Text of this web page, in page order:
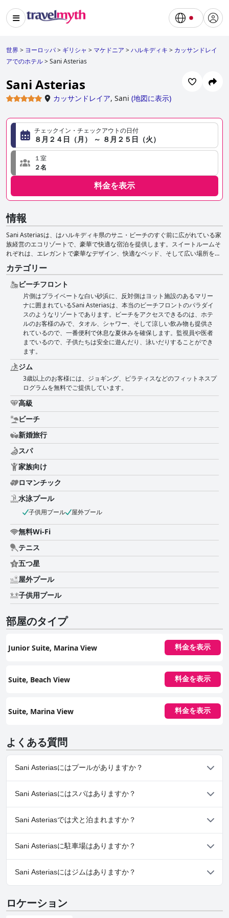
世界> ヨーロッパ> ギリシャ > マケドニア >ハルキディキ > カッサンドレイ
アでのホテル>Sani Asterias
Sani Asterias
カッサンドレイア, Sani (地図に表示)
チェックイン・チェックアウトの日付
８月２４日（月） ～ ８月２５日（火）
１室
２名
料金を表示
情報
Sani Asteriasは、はハルキディキ県のサニ・ビーチのすぐ前に広がれている家
族経営のエコリゾートで、豪華で快適な宿泊を提供します。スイートルームそ
れぞれは、エレガントで豪華なデザイン、快適なベッド、そして広い場所を提
供しながら、家族かカップルにとって理想な宿泊先であります。ホテルの５つ
星のアメニティの中で、爽やかなスパ、世界中のお料理を作っている優秀のレ
ストラン、そして各年齢のお客様の楽しめる様々な活動やスポーツが含めてあ
ります。
カテゴリー
ビーチフロント
片側はプライベートな白い砂浜に、反対側はヨット施設のあるマリー
ナに囲まれているSani Asteriasは、本当のビーチフロントのパラダイ
スのようなリゾートであります。ビーチをアクセスできるのは、ホテ
ルのお客様のみで、タオル、シャワー、そして涼しい飲み物も提供さ
れているので、一番便利で休息な夏休みを確保します。監視員や医者
までいるので、子供たちは安全に遊んだり、泳いだりすることができ
ます。
ジム
3歳以上のお客様には、ジョギング、ピラティスなどのフィットネスプ
ログラムを無料でご提供しています。
高級
ビーチ
新婚旅行
スパ
家族向け
ロマンチック
水泳プール
子供用プール 屋外プール
無料Wi-Fi
テニス
五つ星
屋外プール
子供用プール
部屋のタイプ
Junior Suite, Marina View 料金を表示
Suite, Beach View 料金を表示
Suite, Marina View 料金を表示
よくある質問
Sani Asteriasにはプールがありますか？
はい、Sani Asteriasには、以下のカテゴリーの１つ以上に属するプ
ールがあります： 子供用プール, 屋外プール
Sani Asteriasにはスパはありますか？
はい、Sani Asteriasではスパをご利用いただけます。
Sani Asteriasでは犬と泊まれますか？
いいえ、Sani Asteriasでは犬と泊まることはできません。
Sani Asteriasに駐車場はありますか？
いいえ、Sani Asteriasでは駐車場はご利用いただけません。
Sani Asteriasにはジムはありますか？
ロケーション